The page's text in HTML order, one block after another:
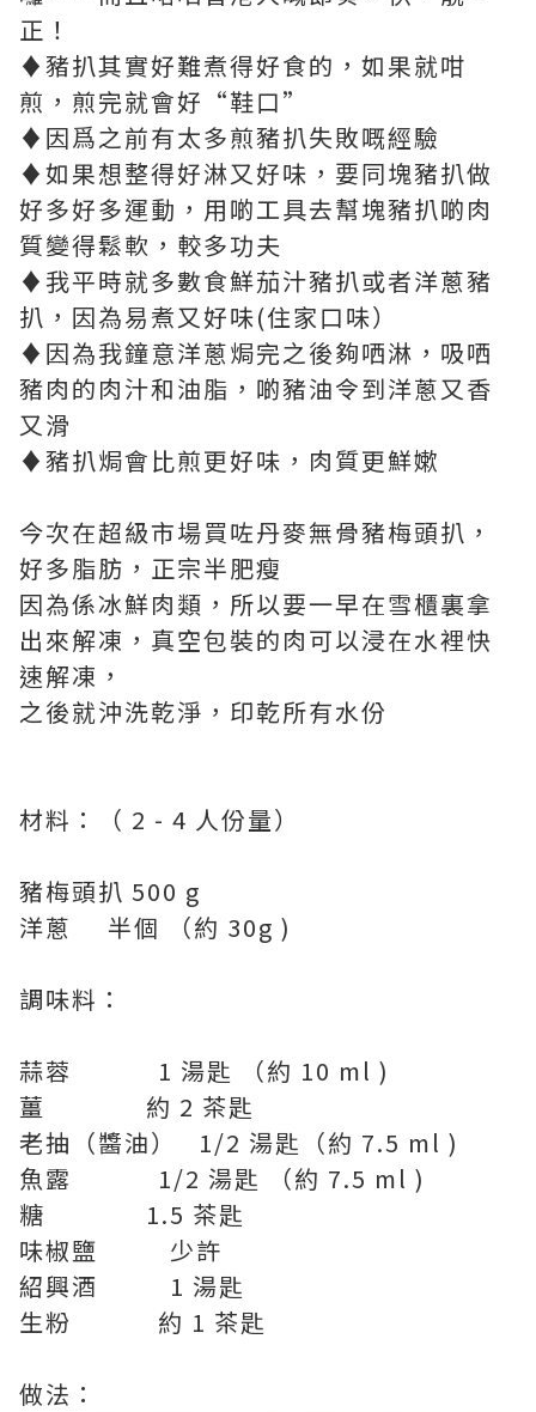
正！
♦豬扒其實好難煮得好食的，如果就咁
煎，煎完就會好“鞋口”
♦因爲之前有太多煎豬扒失敗嘅經驗
♦如果想整得好淋又好味，要同塊豬扒做
好多好多運動，用啲工具去幫塊豬扒啲肉
質變得鬆軟，較多功夫
♦我平時就多數食鮮茄汁豬扒或者洋蔥豬
扒，因為易煮又好味(住家口味）
♦因為我鐘意洋蔥焗完之後夠哂淋，吸哂
豬肉的肉汁和油脂，啲豬油令到洋蔥又香
又滑
♦豬扒焗會比煎更好味，肉質更鮮嫰
今次在超級市場買咗丹麥無骨豬梅頭扒，
好多脂肪，正宗半肥瘦
因為係冰鮮肉類，所以要一早在雪櫃裏拿
出來解凍，真空包裝的肉可以浸在水裡快
速解凍，
之後就沖洗乾淨，印乾所有水份
材料：（ 2 - 4 人份量）
豬梅頭扒 500 g
洋蔥 半個 （約 30g )
調味料：
蒜蓉 1 湯匙 （約 10 ml )
薑 約 2 茶匙
老抽（醬油） 1/2 湯匙（約 7.5 ml )
魚露 1/2 湯匙 （約 7.5 ml )
糖 1.5 茶匙
味椒鹽 少許
紹興酒 1 湯匙
生粉 約 1 茶匙
做法：